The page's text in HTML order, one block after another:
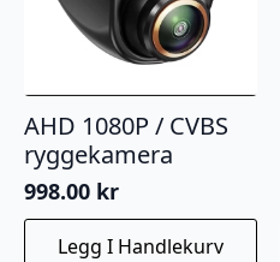
AHD 1080P / CVBS
ryggekamera
998.00 kr
Legg I Handlekurv